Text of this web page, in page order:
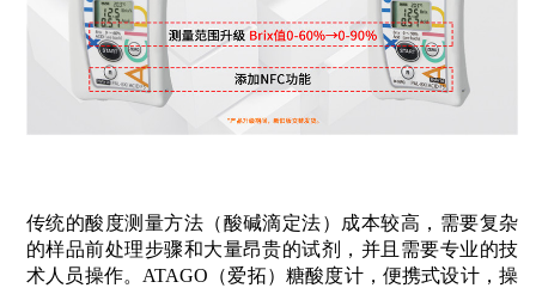
传统的酸度测量方法（酸碱滴定法）成本较高，需要复杂
的样品前处理步骤和大量昂贵的试剂，并且需要专业的技
术人员操作。ATAGO（爱拓）糖酸度计，便携式设计，操